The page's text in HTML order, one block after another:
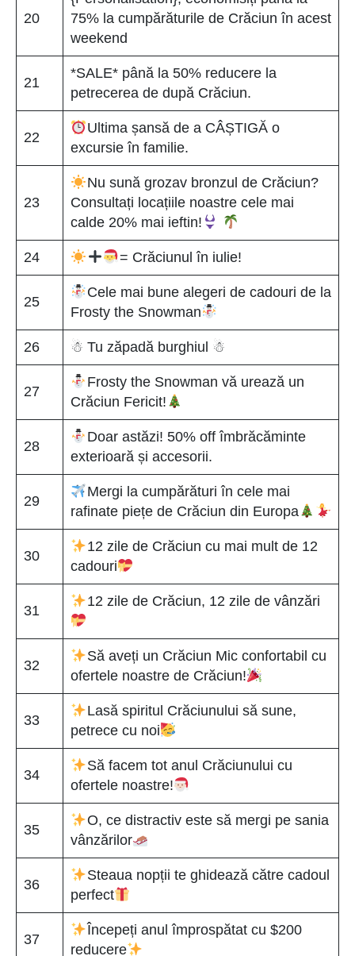
20
75% la cumpărăturile de Crăciun în acest
weekend
21
*SALE* până la 50% reducere la
petrecerea de după Crăciun.
22
Ultima șansă de a CÂȘTIGĂ o
excursie în familie.
23
Nu sună grozav bronzul de Crăciun?
Consultați locațiile noastre cele mai
calde 20% mai ieftin!
24 = Crăciunul în iulie!
25
Cele mai bune alegeri de cadouri de la
Frosty the Snowman
26 ☃ Tu zăpadă burghiul ☃
27
Frosty the Snowman vă urează un
Crăciun Fericit!
28
Doar astăzi! 50% off îmbrăcăminte
exterioară și accesorii.
29
Mergi la cumpărături în cele mai
rafinate piețe de Crăciun din Europa
30
12 zile de Crăciun cu mai mult de 12
cadouri
31
12 zile de Crăciun, 12 zile de vânzări
32
Să aveți un Crăciun Mic confortabil cu
ofertele noastre de Crăciun!
33
Lasă spiritul Crăciunului să sune,
petrece cu noi
34
Să facem tot anul Crăciunului cu
ofertele noastre!
35
O, ce distractiv este să mergi pe sania
vânzărilor
36
Steaua nopții te ghidează către cadoul
perfect
37
Începeți anul împrospătat cu $200
reducere